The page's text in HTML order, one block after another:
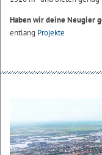
Haben wir deine Neugier
entlang Projekte